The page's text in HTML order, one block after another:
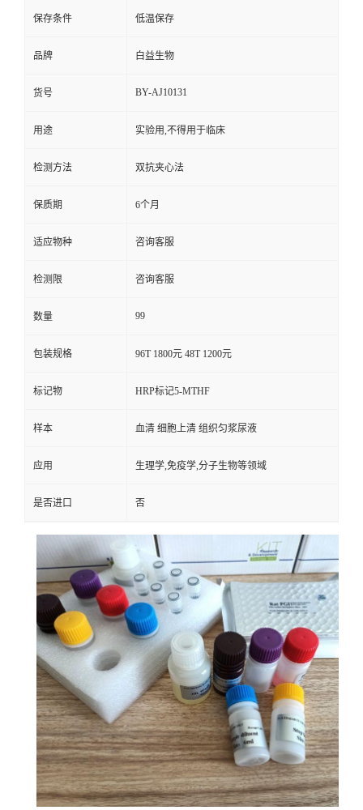
保存条件 低温保存
品牌 白益生物
货号 BY-AJ10131
用途 实验用,不得用于临床
检测方法 双抗夹心法
保质期 6个月
适应物种 咨询客服
检测限 咨询客服
数量 99
包装规格 96T 1800元 48T 1200元
标记物 HRP标记5-MTHF
样本 血清 细胞上清 组织匀浆尿液
应用 生理学,免疫学,分子生物等领域
是否进口 否